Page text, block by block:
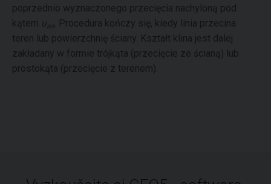
poprzednio wyznaczonego przecięcia nachyloną pod
kątem υas
. Procedura kończy się, kiedy linia przecina
teren lub powierzchnię ściany. Kształt klina jest dalej
zakładany w formie trójkąta (przecięcie ze ścianą) lub
prostokąta (przecięcie z terenem).